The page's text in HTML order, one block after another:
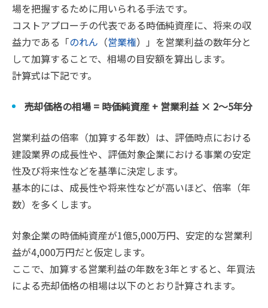
場を把握するために用いられる手法です。
コストアプローチの代表である時価純資産に、将来の収
益力である「のれん （営業権）」を営業利益の数年分と
して加算することで、相場の目安額を算出します。
計算式は下記です。
売却価格の相場 = 時価純資産 + 営業利益 × 2〜5年分
営業利益の倍率（加算する年数）は、評価時点における
建設業界の成長性や、評価対象企業における事業の安定
性及び将来性などを基準に決定します。
基本的には、成長性や将来性などが高いほど、倍率（年
数）を多くします。
対象企業の時価純資産が1億5,000万円、安定的な営業利
益が4,000万円だと仮定します。
ここで、加算する営業利益の年数を3年とすると、年買法
による売却価格の相場は以下のとおり計算されます。